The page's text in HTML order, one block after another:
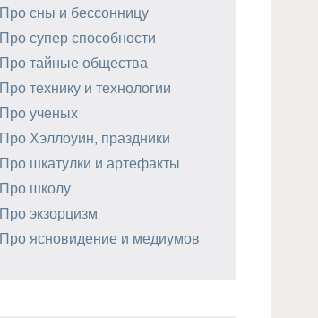
Про сны и бессонницу
Про супер способности
Про тайные общества
Про технику и технологии
Про ученых
Про Хэллоуин, праздники
Про шкатулки и артефакты
Про школу
Про экзорцизм
Про ясновидение и медиумов